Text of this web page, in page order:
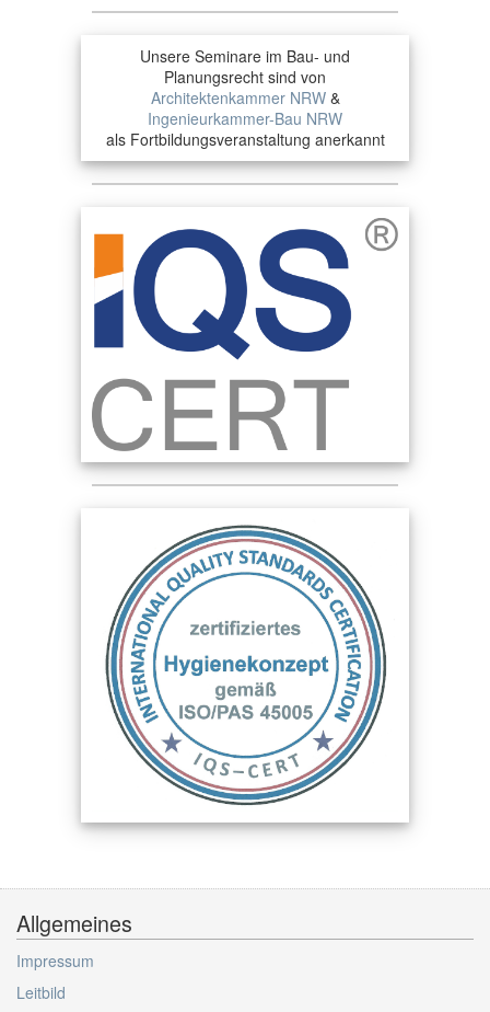
Unsere Seminare im Bau- und
Planungsrecht sind von
Architektenkammer NRW&
Ingenieurkammer-Bau NRW
als Fortbildungsveranstaltung anerkannt
Allgemeines
Impressum
Leitbild